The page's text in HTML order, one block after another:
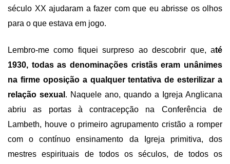
século XX ajudaram a fazer com que eu abrisse os olhos
para o que estava em jogo.
Lembro-me como fiquei surpreso ao descobrir que, até
1930, todas as denominações cristãs eram unânimes
na firme oposição a qualquer tentativa de esterilizar a
relação sexual . Naquele ano, quando a Igreja Anglicana
abriu as portas à contracepção na Conferência de
Lambeth, houve o primeiro agrupamento cristão a romper
com o contínuo ensinamento da Igreja primitiva, dos
mestres espirituais de todos os séculos, de todos os